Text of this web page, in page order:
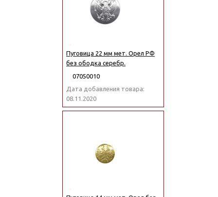
Пуговица 22 мм мет. Орел РФ
без ободка серебр.
07050010
Дата добавления товара:
08.11.2020